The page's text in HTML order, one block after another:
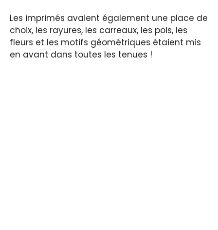
Les imprimés avaient également une place de
choix, les rayures, les carreaux, les pois, les
fleurs et les motifs géométriques étaient mis
en avant dans toutes les tenues !